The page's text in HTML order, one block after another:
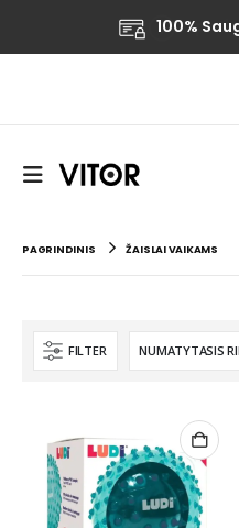
100%
PAGRINDINIS ŽAISLAI VAIKAMS
FILTER